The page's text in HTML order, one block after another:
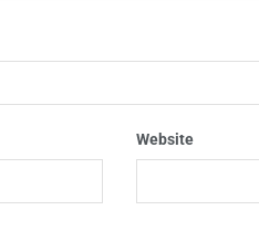
Website